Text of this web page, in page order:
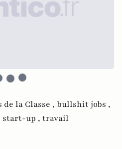
la Classe , bullshit jobs ,
start-up , travail